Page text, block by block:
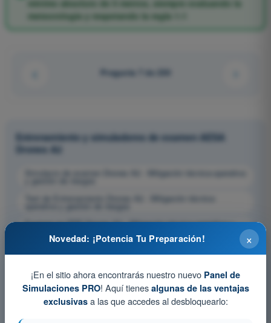
mínimo absoluto de 5 metros, siempre evaluando la
meteorología y respetando la regla 1:1
Pregunta 7 de 230
Entrenamiento y simuladores de examen AESA
Drones A2
Simulacro de examen Drones A2 - Mitigación técnica-operativa
Test de Entrenamiento Drones A2 - Mitigación técnica-
Examen en PDF Drones A2 - Mitigación técnica-operativa y
×
Novedad: ¡Potencia Tu Preparación!
¡En el sitio ahora encontrarás nuestro nuevo Panel de
Simulaciones PRO! Aquí tienes algunas de las ventajas
exclusivasa las que accedes al desbloquearlo: